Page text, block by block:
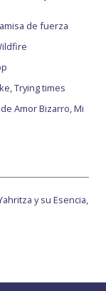
de fuerza
Trying times
Amor Bizarro, Mi
y su Esencia,